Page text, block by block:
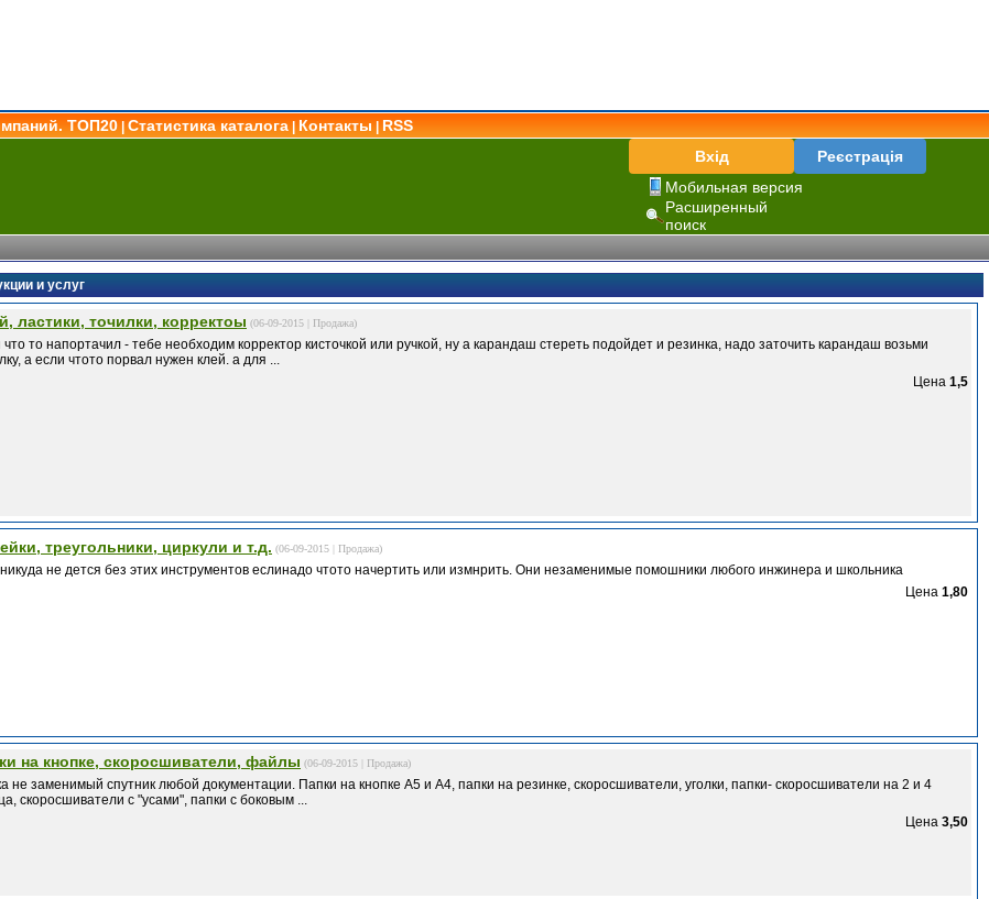
ТОП20 Статистика каталога Контакты
RSS
Вхід
Реєстрація
Мобильная версия
Расширенный
поиск
и услуг
ластики, точилки, корректоы (06-09-2015 | Продажа)
что то напортачил - тебе необходим корректор кисточкой или ручкой, ну а карандаш стереть подойдет и резинка, надо заточить карандаш возьми
а если чтото порвал нужен клей. а для ...
Цена 1,5
треугольники, циркули и т.д. (06-09-2015 | Продажа)
не дется без этих инструментов еслинадо чтото начертить или измнрить. Они незаменимые помошники любого инжинера и школьника
Цена 1,80
на кнопке, скоросшиватели, файлы (06-09-2015 | Продажа)
не заменимый спутник любой документации. Папки на кнопке А5 и А4, папки на резинке, скоросшиватели, уголки, папки- скоросшиватели на 2 и 4
скоросшиватели с "усами", папки с боковым ...
Цена 3,50